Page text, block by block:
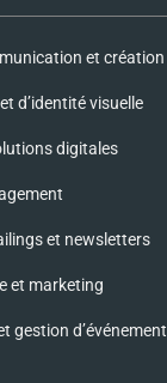
et
d’identité visuelle
digitales
et newsletters
et marketing
gestion